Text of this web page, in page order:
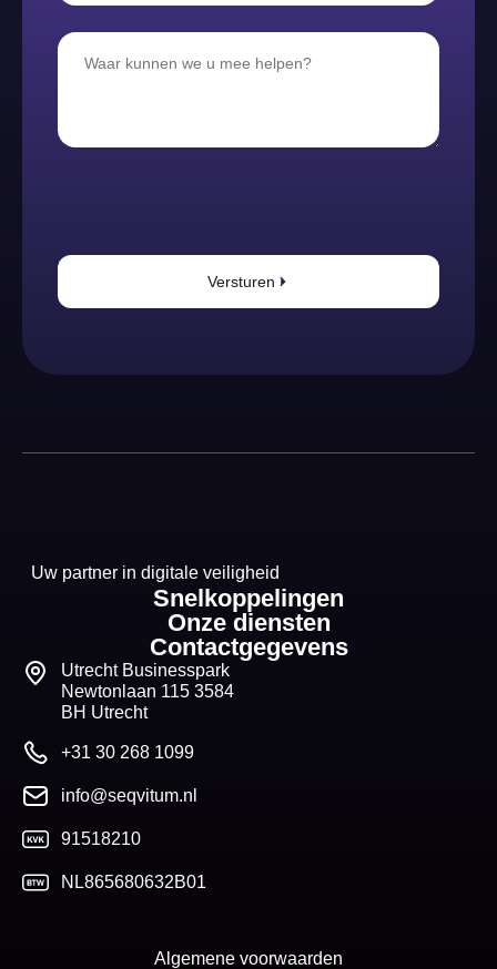
Versturen
Uw partner in digitale veiligheid
Snelkoppelingen
Onze diensten
Contactgegevens
Utrecht Businesspark
Newtonlaan 115 3584
BH Utrecht
+31 30 268 1099
info@seqvitum.nl
91518210
NL865680632B01
Algemene voorwaarden